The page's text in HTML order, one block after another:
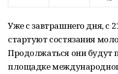
Уже с завтрашнего дня, с
стартуют состязания
Продолжаться они будут
площадке